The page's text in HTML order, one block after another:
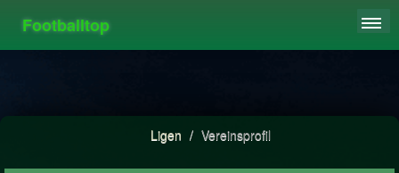
Footballtop
HIGHSCORE
Ligen / Vereinsprofil